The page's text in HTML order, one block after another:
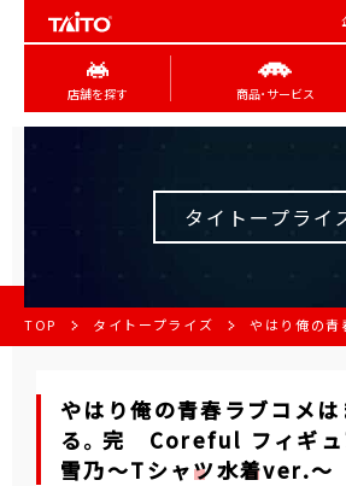
店舗を探す 商品･サービス
タイトープライ
TOP タイトープライズ やはり俺の
やはり俺の青春ラブコメ
る。完 Coreful フィギ
雪乃～Tシャツ水着ver.～